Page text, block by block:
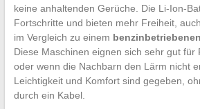
keine anhaltenden Gerüche. Die Li-Ion-
Fortschritte und bieten mehr Freiheit,
im Vergleich zu einem
Diese Maschinen eignen sich sehr gut für
oder wenn die Nachbarn den Lärm nicht
Leichtigkeit und Komfort sind gegeben,
durch ein Kabel.